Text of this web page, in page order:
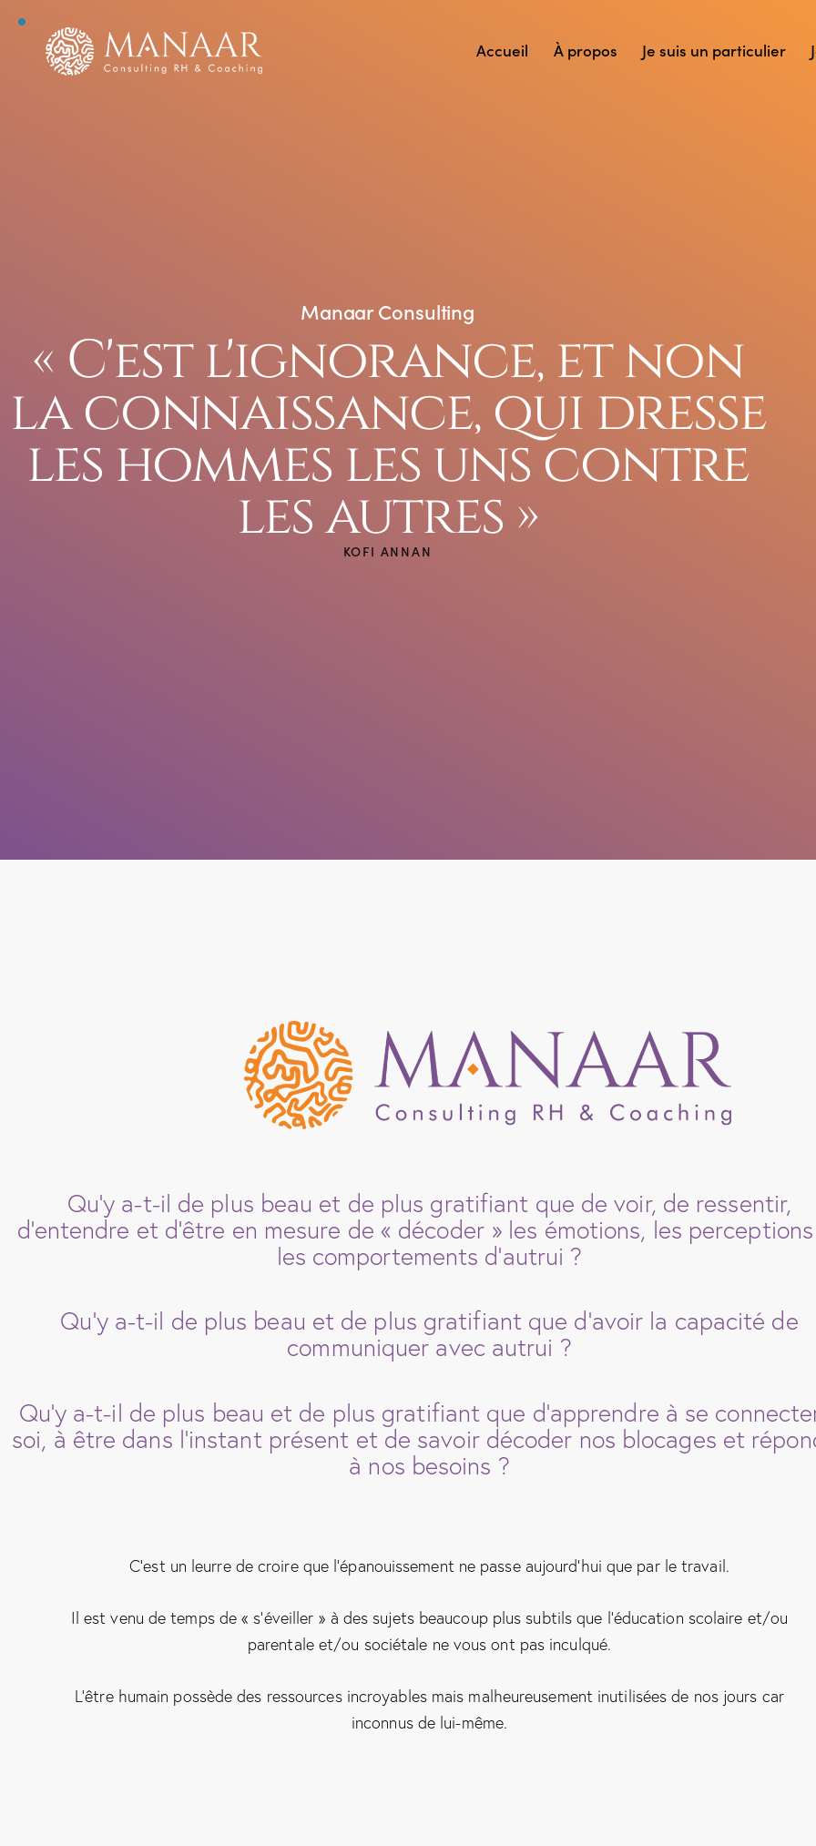
Accueil À propos Je suis un particulier
Manaar Consulting
« C'est l'ignorance, et non
la connaissance, qui dresse
les hommes les uns contre
les autres »
KOFI ANNAN
Qu’y a-t-il de plus beau et de plus gratifiant que de voir, de ressentir,
d’entendre et d’être en mesure de « décoder » les émotions, les
les comportements d’autrui ?
Qu’y a-t-il de plus beau et de plus gratifiant que d’avoir la capacité de
communiquer avec autrui ?
Qu’y a-t-il de plus beau et de plus gratifiant que d’apprendre à se
soi, à être dans l’instant présent et de savoir décoder nos blocages et
à nos besoins ?
C’est un leurre de croire que l’épanouissement ne passe aujourd’hui que par le travail.
Il est venu de temps de « s’éveiller » à des sujets beaucoup plus subtils que l’éducation scolaire et/ou
parentale et/ou sociétale ne vous ont pas inculqué.
L’être humain possède des ressources incroyables mais malheureusement inutilisées de nos jours car
inconnus de lui-même.